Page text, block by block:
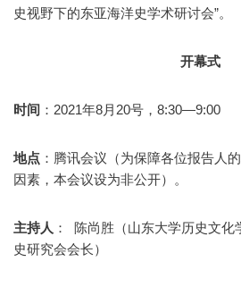
史视野下的东亚海洋史学术研讨会”。
开幕式
时间 ：2021年8月20号，8:30—9:00
地点 ：腾讯会议（为保障各位报告人
因素，本会议设为非公开）。
主持人 ： 陈尚胜（山东大学历史文化
史研究会会长）